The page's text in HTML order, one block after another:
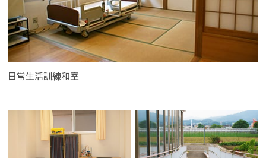
日常生活訓練和室